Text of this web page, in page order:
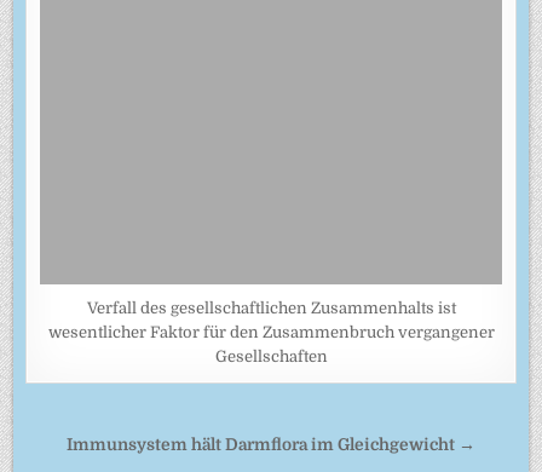
Verfall des gesellschaftlichen Zusammenhalts ist
wesentlicher Faktor für den Zusammenbruch vergangener
Gesellschaften
Beitragsnavigation
Immunsystem hält Darmflora im Gleichgewicht →